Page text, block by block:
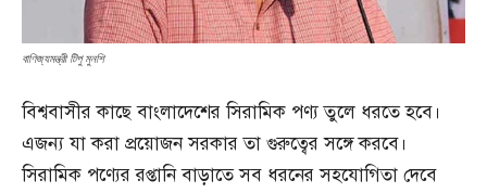
বাণিজ্যমন্ত্রী টিপু মুনশি
বিশ্ববাসীর কাছে বাংলাদেশের সিরামিক পণ্য তুলে ধরতে হবে।
এজন্য যা করা প্রয়োজন সরকার তা গুরুত্বের সঙ্গে করবে।
সিরামিক পণ্যের রপ্তানি বাড়াতে সব ধরনের সহযোগিতা দেবে